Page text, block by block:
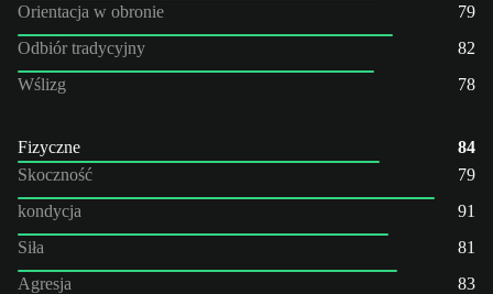
Orientacja w obronie
79
Odbiór tradycyjny
82
Wślizg
78
Fizyczne
84
Skoczność
79
kondycja
91
Siła
81
Agresja
83